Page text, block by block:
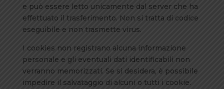
e può essere letto unicamente dal server che ha
effettuato il trasferimento. Non si tratta di codice
eseguibile e non trasmette virus.
I cookies non registrano alcuna informazione
personale e gli eventuali dati identificabili non
verranno memorizzati. Se si desidera, è possibile
impedire il salvataggio di alcuni o tutti i cookie.